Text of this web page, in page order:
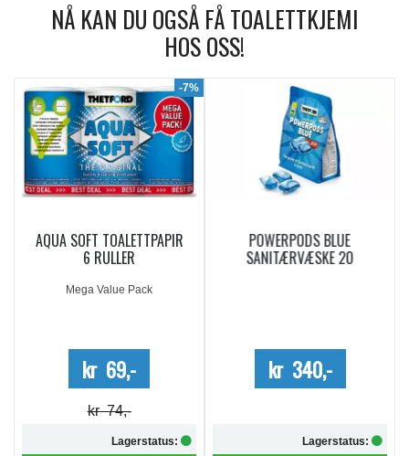
NÅ KAN DU OGSÅ FÅ TOALETTKJEMI
HOS OSS!
-7%
AQUA SOFT TOALETTPAPIR
6 RULLER
Mega Value Pack
kr 69,-
kr 74,-
Lagerstatus:
POWERPODS BLUE
SANITÆRVÆSKE 20
kr 340,-
Lagerstatus: